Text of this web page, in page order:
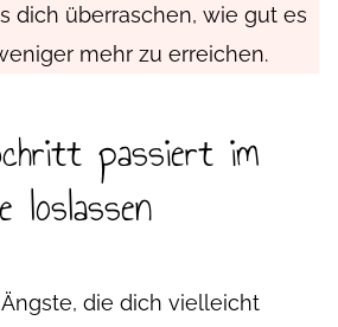
dich überraschen, wie gut es
mehr zu erreichen.
passiert im
loslassen
die dich vielleicht